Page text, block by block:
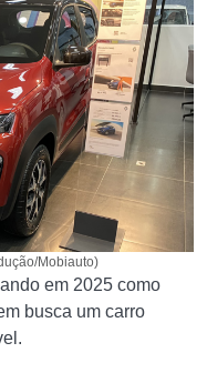
Mobiauto)
em 2025 como
busca um carro